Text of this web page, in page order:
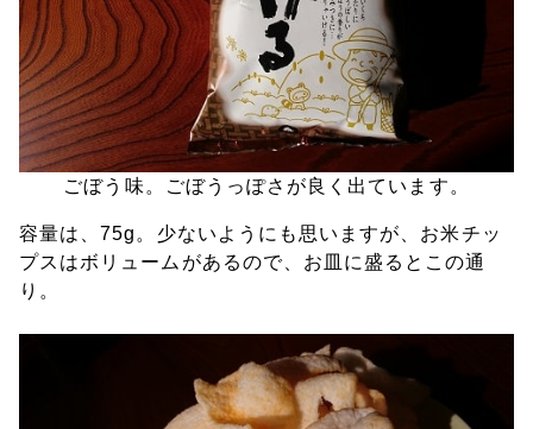
ごぼう味。ごぼうっぽさが良く出ています。
容量は、75g。少ないようにも思いますが、お米チッ
プスはボリュームがあるので、お皿に盛るとこの通
り。